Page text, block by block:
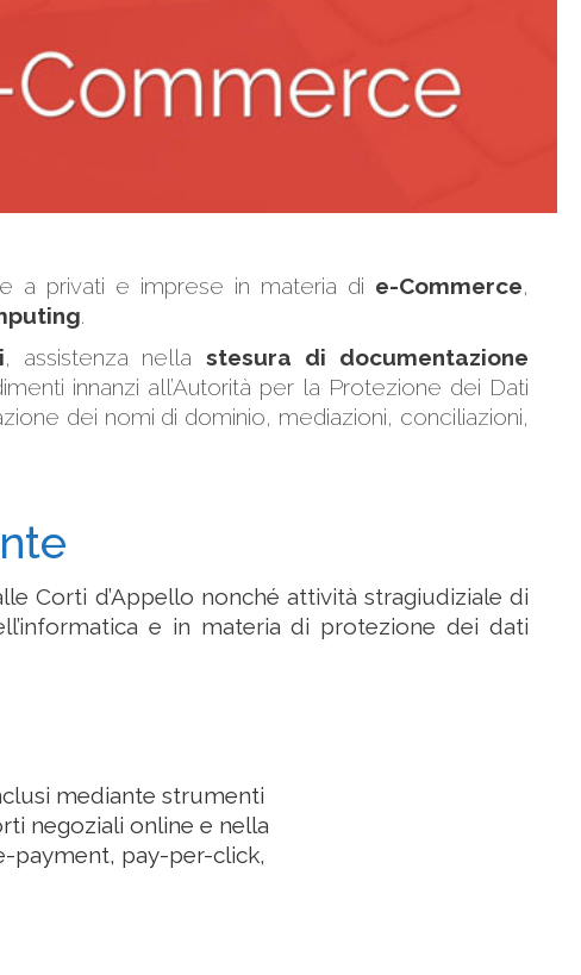
a privati e imprese in materia di e-Commerce,
.
, assistenza nella stesura di documentazione
innanzi all’Autorità per la Protezione dei Dati
dei nomi di dominio, mediazioni, conciliazioni,
Corti d’Appello nonché attività stragiudiziale di
e in materia di protezione dei dati
mediante strumenti
negoziali online e nella
payment, pay-per-click,